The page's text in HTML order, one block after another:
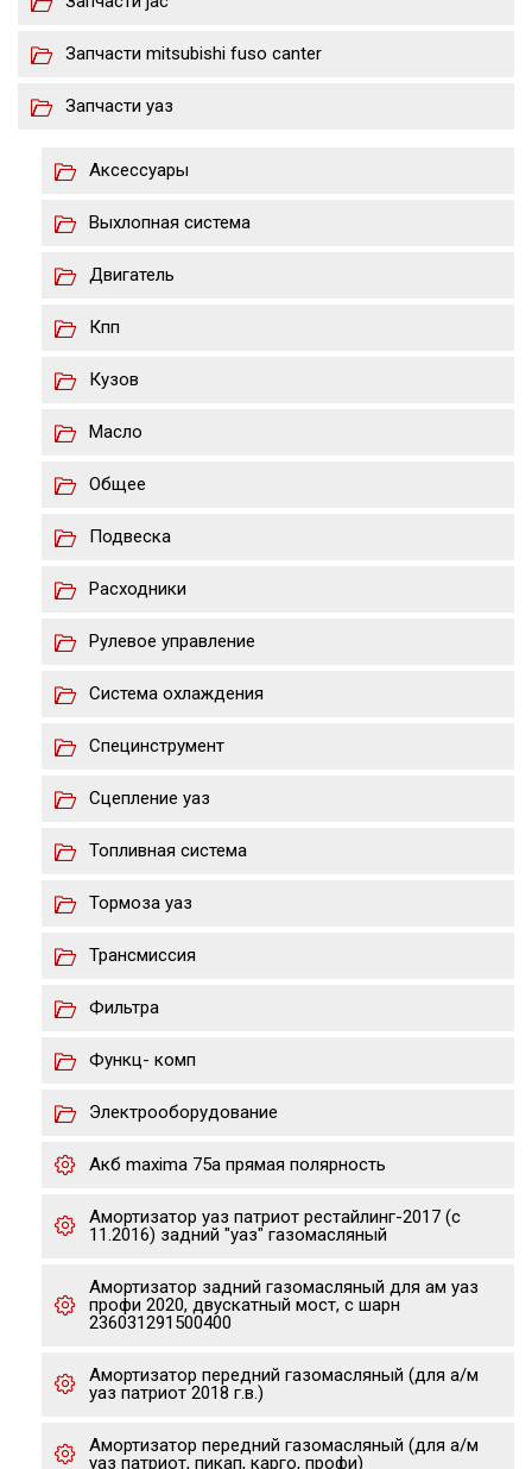
Запчасти mitsubishi fuso canter
Запчасти уаз
Аксессуары
Выхлопная система
Двигатель
Кпп
Кузов
Масло
Общее
Подвеска
Расходники
Рулевое управление
Система охлаждения
Специнструмент
Сцепление уаз
Топливная система
Тормоза уаз
Трансмиссия
Фильтра
Функц- комп
Электрооборудование
Акб maxima 75a прямая полярность
Амортизатор уаз патриот рестайлинг-2017 (с
11.2016) задний "уаз" газомасляный
Амортизатор задний газомасляный для ам уаз
профи 2020, двускатный мост, с шарн
236031291500400
Амортизатор передний газомасляный (для а/м
уаз патриот 2018 г.в.)
Амортизатор передний газомасляный (для а/м
уаз патриот, пикап, карго, профи)